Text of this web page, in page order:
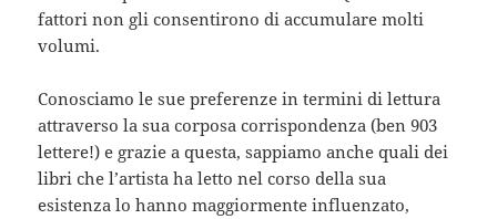
fattori non gli consentirono di accumulare molti
volumi.
Conosciamo le sue preferenze in termini di lettura
attraverso la sua corposa corrispondenza (ben 903
lettere!) e grazie a questa, sappiamo anche quali dei
libri che l’artista ha letto nel corso della sua
esistenza lo hanno maggiormente influenzato,